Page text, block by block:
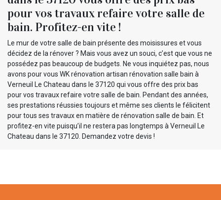
pour vos travaux refaire votre salle de
bain. Profitez-en vite !
Le mur de votre salle de bain présente des moisissures et vous
décidez de la rénover ? Mais vous avez un souci, c’est que vous ne
possédez pas beaucoup de budgets. Ne vous inquiétez pas, nous
avons pour vous WK rénovation artisan rénovation salle bain à
Verneuil Le Chateau dans le 37120 qui vous offre des prix bas
pour vos travaux refaire votre salle de bain. Pendant des années,
ses prestations réussies toujours et même ses clients le félicitent
pour tous ses travaux en matière de rénovation salle de bain. Et
profitez-en vite puisqu’il ne restera pas longtemps à Verneuil Le
Chateau dans le 37120. Demandez votre devis !